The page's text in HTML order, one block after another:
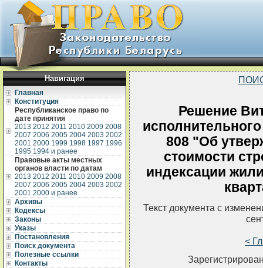
Навигация
Главная
Конституция
Республиканское право по
дате принятия
2013 2012 2011 2010 2009 2008
2007 2006 2005 2004 2003 2002
2001 2000 1999 1998 1997 1996
1995 1994 и ранее
Правовые акты местных
органов власти по датам
2013 2012 2011 2010 2009 2008
2007 2006 2005 2004 2003 2002
2001 2000 и ранее
Архивы
Кодексы
Законы
Указы
Постановления
Поиск документа
Полезные ссылки
Контакты
Решение
808 "Об
стоимости
индексации
Текст документа с
<